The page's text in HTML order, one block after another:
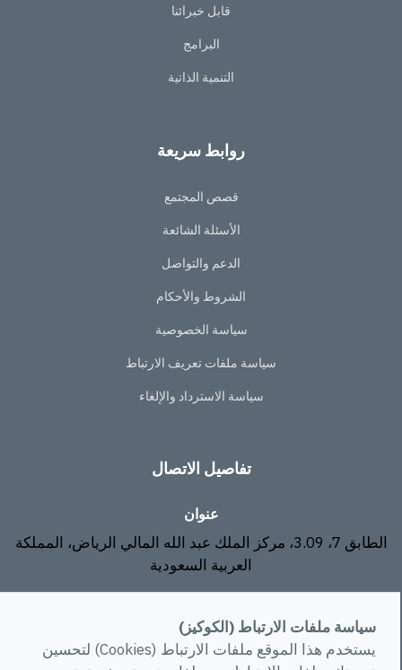
قابل خبرائنا
البرامج
التنمية الذاتية
روابط سريعة
قصص المجتمع
الأسئلة الشائعة
الدعم والتواصل
الشروط والأحكام
سياسة الخصوصية
سياسة ملفات تعريف الارتباط
سياسة الاسترداد والإلغاء
تفاصيل الاتصال
عنوان
الطابق 7، 3.09، مركز الملك عبد الله المالي الرياض، المملكة
العربية السعودية
info@rawa.com.sa
سياسة ملفات الارتباط (الكوكيز)
يستخدم هذا الموقع ملفات الارتباط (Cookies) لتحسين